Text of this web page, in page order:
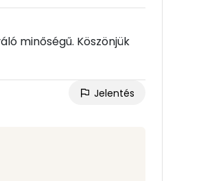
minőségű. Köszönjük
Jelentés